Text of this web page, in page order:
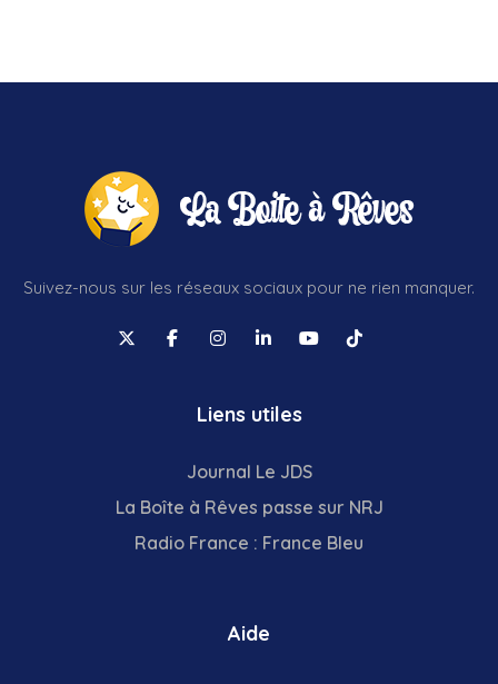
Suivez-nous sur les réseaux sociaux pour ne rien manquer.
Liens utiles
Journal Le JDS
La Boîte à Rêves passe sur NRJ
Radio France : France Bleu
Aide